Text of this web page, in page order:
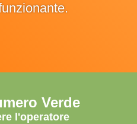
Verde
l'operatore